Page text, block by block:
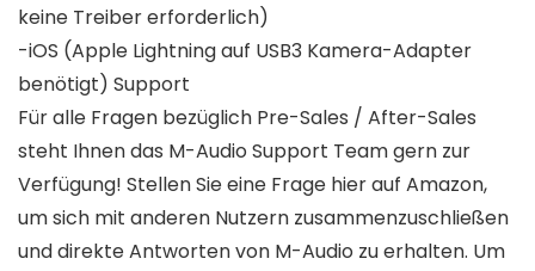
keine Treiber erforderlich)
-iOS (Apple Lightning auf USB3 Kamera-Adapter
benötigt) Support
Für alle Fragen bezüglich Pre-Sales / After-Sales
steht Ihnen das M-Audio Support Team gern zur
Verfügung! Stellen Sie eine Frage hier auf Amazon,
um sich mit anderen Nutzern zusammenzuschließen
und direkte Antworten von M-Audio zu erhalten. Um